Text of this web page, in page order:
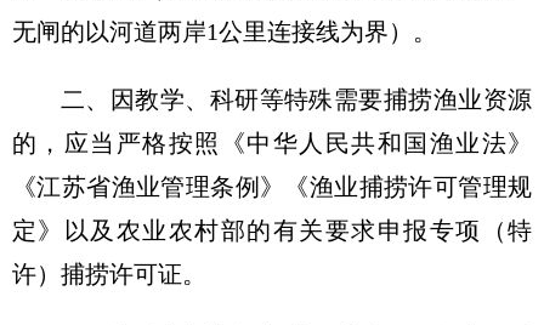
无闸的以河道两岸1公里连接线为界）。
二、因教学、科研等特殊需要捕捞渔业资源
的，应当严格按照《中华人民共和国渔业法》
《江苏省渔业管理条例》《渔业捕捞许可管理规
定》以及农业农村部的有关要求申报专项（特
许）捕捞许可证。